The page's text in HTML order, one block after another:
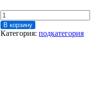
Количество
товара
Опорный
подшипник
В корзину
Категория:подкатегория